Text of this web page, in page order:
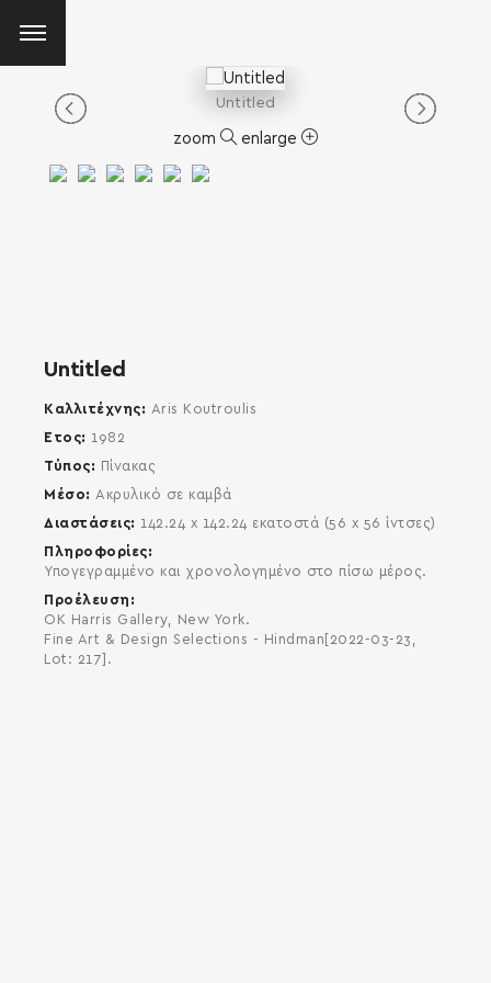
Untitled
zoom enlarge
Untitled
Καλλιτέχνης
Aris Koutroulis
Έτος
1982
Τύπος
Πίνακας
Μέσο
Ακρυλικό σε καμβά
Διαστάσεις
142.24 x 142.24 εκατοστά (56 x 56 ίντσες)
Πληροφορίες
Υπογεγραμμένο και χρονολογημένο στο πίσω μέρος.
Προέλευση
OK Harris Gallery, New York.
Fine Art & Design Selections - Hindman[2022-03-23,
Lot: 217].